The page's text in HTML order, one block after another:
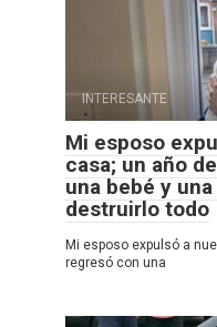
INTERESANTE
Mi esposo
casa; un año
una bebé y
destruirlo todo
Mi esposo expulsó a
regresó con una